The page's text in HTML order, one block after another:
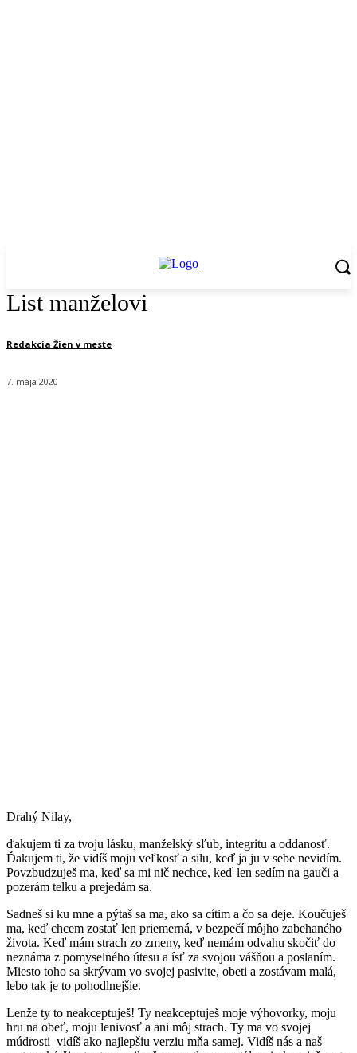
List manželovi
Redakcia Žien v meste
7. mája 2020
Drahý Nilay,
ďakujem ti za tvoju lásku, manželský sľub, integritu a oddanosť.
Ďakujem ti, že vidíš moju veľkosť a silu, keď ja ju v sebe nevidím.
Povzbudzuješ ma, keď sa mi nič nechce, keď len sedím na gauči a
pozerám telku a prejedám sa.
Sadneš si ku mne a pýtaš sa ma, ako sa cítim a čo sa deje. Koučuješ
ma, keď chcem zostať len priemerná, v bezpečí môjho zabehaného
života. Keď mám strach zo zmeny, keď nemám odvahu skočiť do
neznáma z pomyselného útesu a ísť za svojou vášňou a poslaním.
Miesto toho sa skrývam vo svojej pasivite, obeti a zostávam malá,
lebo tak je to pohodlnejšie.
Lenže ty to neakceptuješ! Ty neakceptuješ moje výhovorky, moju
hru na obeť, moju lenivosť a ani môj strach. Ty ma vo svojej
múdrosti vidíš ako najlepšiu verziu mňa samej. Vidíš nás a naš